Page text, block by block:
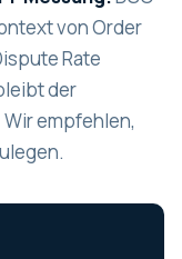
von Order
Rate
der
empfehlen,